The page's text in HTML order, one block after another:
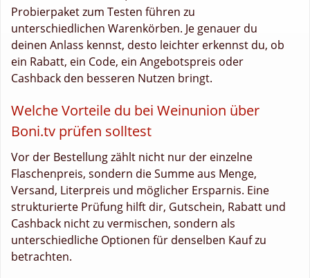
Probierpaket zum Testen führen zu
unterschiedlichen Warenkörben. Je genauer du
deinen Anlass kennst, desto leichter erkennst du, ob
ein Rabatt, ein Code, ein Angebotspreis oder
Cashback den besseren Nutzen bringt.
Welche Vorteile du bei Weinunion über
Boni.tv prüfen solltest
Vor der Bestellung zählt nicht nur der einzelne
Flaschenpreis, sondern die Summe aus Menge,
Versand, Literpreis und möglicher Ersparnis. Eine
strukturierte Prüfung hilft dir, Gutschein, Rabatt und
Cashback nicht zu vermischen, sondern als
unterschiedliche Optionen für denselben Kauf zu
betrachten.